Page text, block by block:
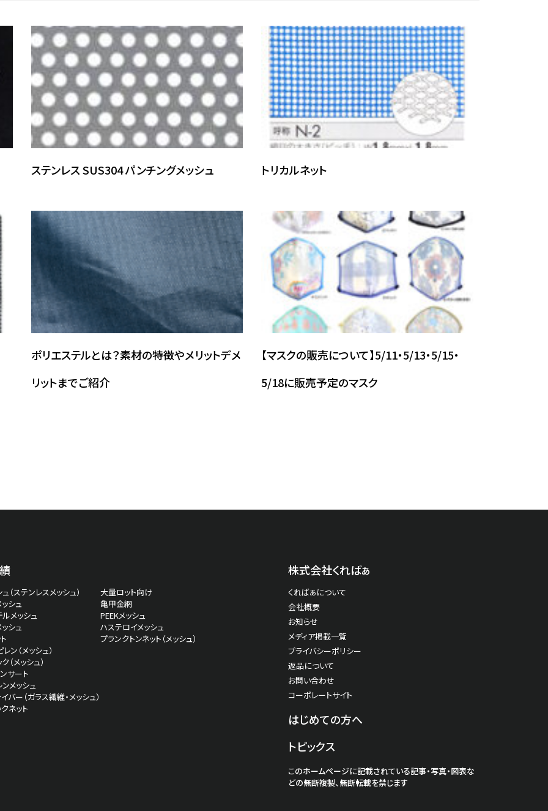
ステンレス SUS304 パンチングメッシュ トリカルネット
ポリエステルとは？素材の特徴やメリットデメ
リットまでご紹介
【マスクの販売について】5/11・5/13・5/15・
5/18に販売予定のマスク
（ステンレスメッシュ）
シュ
メッシュ
シュ
ン（メッシュ）
（メッシュ）
サート
メッシュ
バー（ガラス繊維・メッシュ）
ネット
大量ロット向け
亀甲金網
PEEKメッシュ
ハステロイメッシュ
プランクトンネット（メッシュ）
株式会社くればぁ
くればぁについて
会社概要
お知らせ
メディア掲載一覧
プライバシーポリシー
返品について
お問い合わせ
コーポレートサイト
はじめての方へ
トピックス
このホームページに記載されている記事・写真・図表な
どの無断複製、無断転載を禁じます